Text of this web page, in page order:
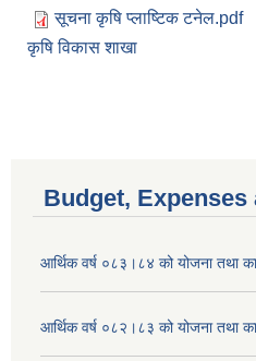
सूचना कृषि प्लाष्टिक टनेल.pdf
कृषि विकास शाखा
Budget,
आर्थिक वर्ष ०८३।८४ को योजना तथा
आर्थिक वर्ष ०८२।८३ को योजना तथा